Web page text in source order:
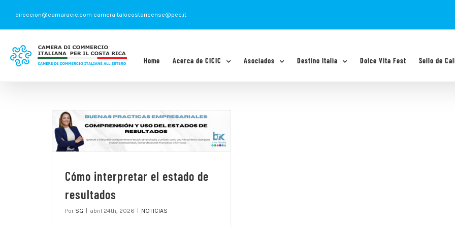
contenido
direccion@camaracic.com cameraitalocostaricense@pec.it
Home Acerca de CICIC Asociados Destino Italia Dolce VIta Fest Sello de
Cómo interpretar el estado de
resultados
Por SG | abril 24th, 2026 | NOTICIAS